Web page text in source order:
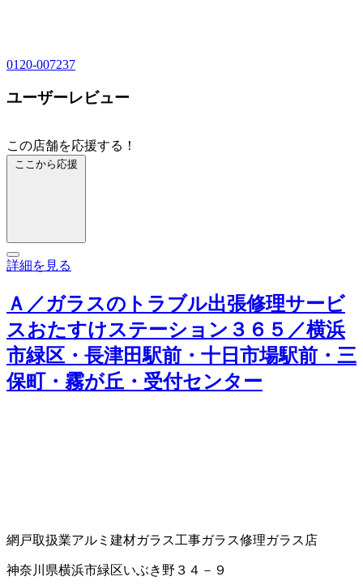
0120-007237
ユーザーレビュー
この店舗を応援する！
ここから応援
詳細を見る
Ａ／ガラスのトラブル出張修理サービ
スおたすけステーション３６５／横浜
市緑区・長津田駅前・十日市場駅前・三
保町・霧が丘・受付センター
網戸取扱業アルミ建材ガラス工事ガラス修理ガラス店
神奈川県横浜市緑区いぶき野３４－９